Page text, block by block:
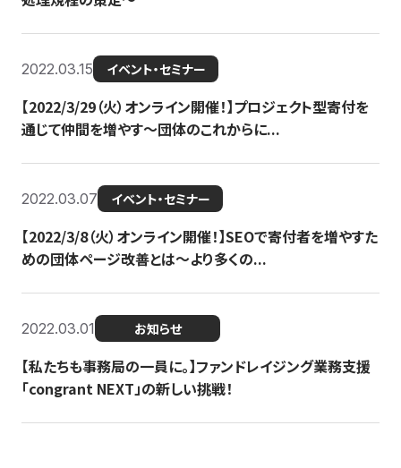
2022.03.15 イベント・セミナー
【2022/3/29（火）オンライン開催！】プロジェクト型寄付を
通じて仲間を増やす～団体のこれからに...
2022.03.07 イベント・セミナー
【2022/3/8（火）オンライン開催！】SEOで寄付者を増やすた
めの団体ページ改善とは～より多くの...
2022.03.01 お知らせ
【私たちも事務局の一員に。】ファンドレイジング業務支援
「congrant NEXT」の新しい挑戦！